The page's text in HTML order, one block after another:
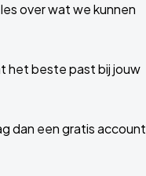
over wat we kunnen
het beste past bij jouw
dan een gratis account